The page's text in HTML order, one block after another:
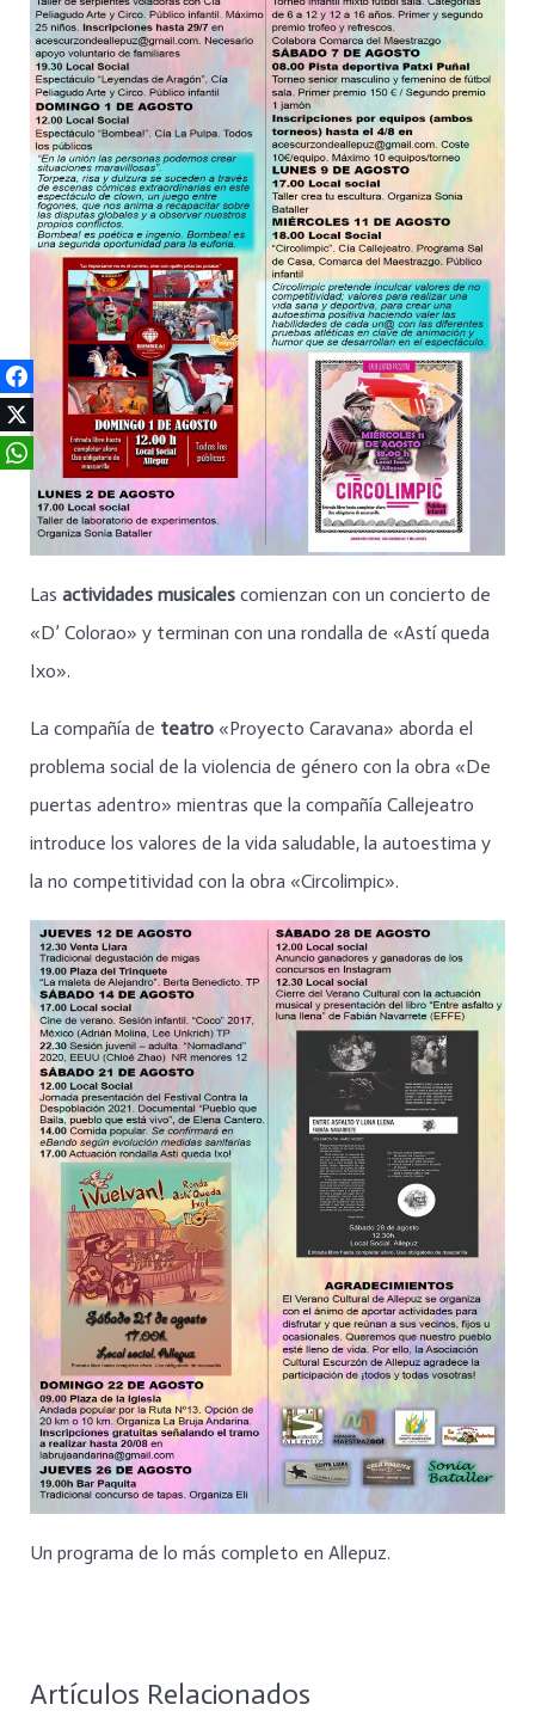
Las actividades musicales comienzan con un concierto de
«D’ Colorao» y terminan con una rondalla de «Astí queda
Ixo».
La compañía de teatro «Proyecto Caravana» aborda el
problema social de la violencia de género con la obra «De
puertas adentro» mientras que la compañía Callejeatro
introduce los valores de la vida saludable, la autoestima y
la no competitividad con la obra «Circolimpic».
Un programa de lo más completo en Allepuz.
Artículos Relacionados